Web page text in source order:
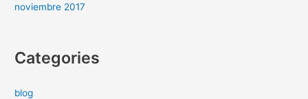
noviembre 2017
Categories
blog